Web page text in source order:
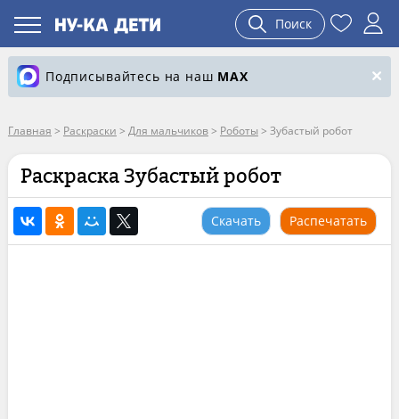
Поиск
Подписывайтесь на наш MAX
Главная > Раскраски > Для мальчиков> Роботы > Зубастый робот
Раскраска Зубастый робот
Скачать Распечатать